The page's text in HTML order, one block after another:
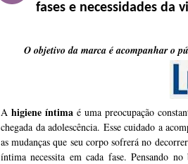
fases e necessidades da
O objetivo da marca é acompanhar o
A higiene íntima é uma preocupação
chegada da adolescência. Esse cuidado a
as mudanças que seu corpo sofrerá no
íntima necessita em cada fase. Pensando